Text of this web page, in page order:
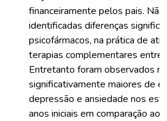
financeiramente pelos pais.
identificadas diferenças
psicofármacos, na prática de
terapias complementares entre
Entretanto foram observados
significativamente maiores de
depressão e ansiedade nos
anos iniciais em comparação